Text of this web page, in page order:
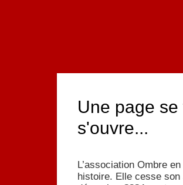
Une page
s'ouvre...
L’association Ombre
histoire. Elle cesse